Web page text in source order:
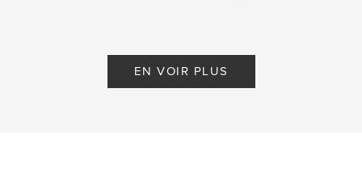
EN VOIR PLUS